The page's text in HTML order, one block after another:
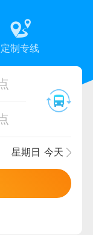
定制专线
星期日 今天